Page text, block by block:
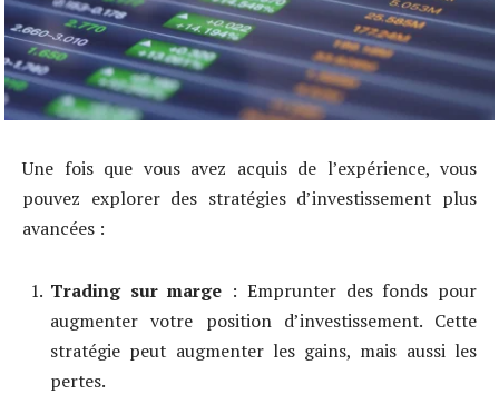
Une fois que vous avez acquis de l’expérience, vous
pouvez explorer des stratégies d’investissement plus
avancées :
Trading sur marge : Emprunter des fonds pour
augmenter votre position d’investissement. Cette
stratégie peut augmenter les gains, mais aussi les
pertes.